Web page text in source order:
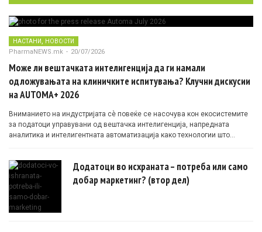
НАСТАНИ, НОВОСТИ
PharmaNEWS.mk - 20/07/2026
Може ли вештачката интелигенција да ги намали
одложувањата на клиничките испитувања? Клучни дискусии
на AUTOMA+ 2026
Вниманието на индустријата сè повеќе се насочува кон екосистемите
за податоци управувани од вештачка интелигенција, напредната
аналитика и интелигентната автоматизација како технологии што
Додатоци во исхраната – потреба или само
добар маркетинг? (втор дел)